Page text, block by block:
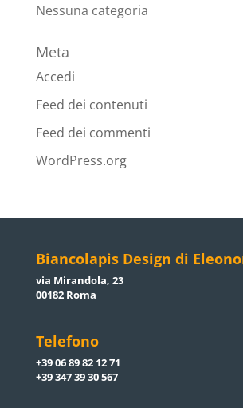
Nessuna categoria
Meta
Accedi
Feed dei contenuti
Feed dei commenti
WordPress.org
Biancolapis Design di
via Mirandola, 23
00182 Roma
Telefono
+39 06 89 82 12 71
+39 347 39 30 567